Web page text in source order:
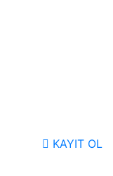
KAYIT OL